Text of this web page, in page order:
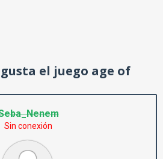
el juego age of
Sin conexión